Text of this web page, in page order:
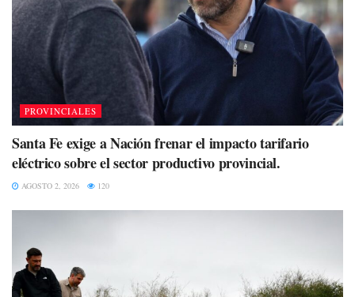
PROVINCIALES
Santa Fe exige a Nación frenar el impacto tarifario
eléctrico sobre el sector productivo provincial.
AGOSTO 2, 2026 120